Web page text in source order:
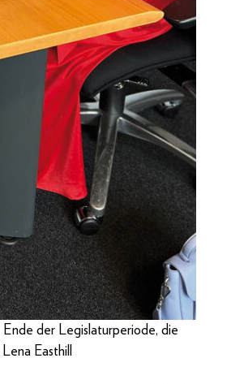
der Legislaturperiode, die
Easthill